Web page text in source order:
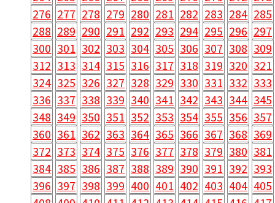
276 277 278 279 280 281 282 283 284 285
288 289 290 291 292 293 294 295 296 297
300 301 302 303 304 305 306 307 308 309
312 313 314 315 316 317 318 319 320 321
324 325 326 327 328 329 330 331 332 333
336 337 338 339 340 341 342 343 344 345
348 349 350 351 352 353 354 355 356 357
360 361 362 363 364 365 366 367 368 369
372 373 374 375 376 377 378 379 380 381
384 385 386 387 388 389 390 391 392 393
396 397 398 399 400 401 402 403 404 405